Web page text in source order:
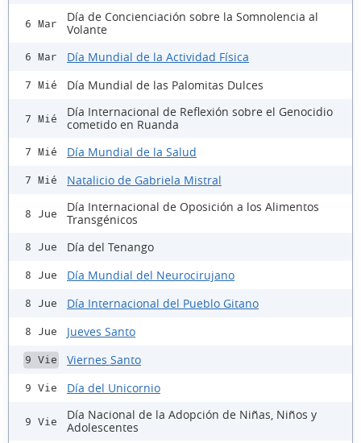
6 Mar
Día de Concienciación sobre la Somnolencia al
Volante
6 Mar Día Mundial de la Actividad Física
7 Mié Día Mundial de las Palomitas Dulces
7 Mié
Día Internacional de Reflexión sobre el Genocidio
cometido en Ruanda
7 Mié Día Mundial de la Salud
7 Mié Natalicio de Gabriela Mistral
8 Jue
Día Internacional de Oposición a los Alimentos
Transgénicos
8 Jue Día del Tenango
8 Jue Día Mundial del Neurocirujano
8 Jue Día Internacional del Pueblo Gitano
8 Jue Jueves Santo
9 Vie Viernes Santo
9 Vie Día del Unicornio
9 Vie
Día Nacional de la Adopción de Niñas, Niños y
Adolescentes